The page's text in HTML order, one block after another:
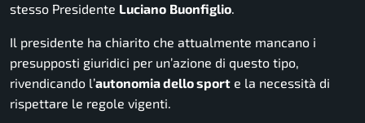
stesso Presidente Luciano Buonfiglio.
Il presidente ha chiarito che attualmente mancano i
presupposti giuridici per un’azione di questo tipo,
rivendicando l’autonomia dello sport e la necessità di
rispettare le regole vigenti.